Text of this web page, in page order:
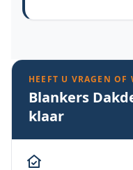
HEEFT U VRAGEN
Blankers
klaar